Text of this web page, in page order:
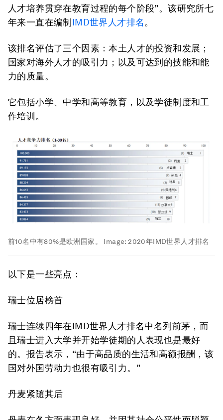
人才培养贯穿在教育过程的每个阶段”。该研究所七
年来一直在编制 IMD世界人才排名 。
该排名评估了三个因素：本土人才的投资和发展；
国家对海外人才的吸引力；以及可达到的技能和能
力的质量。
它包括小学、中学和高等教育，以及学徒制度和工
作培训。
前10名中有80%是欧洲国家。 Image:2020年IMD世界人才排名
以下是一些亮点：
瑞士位居榜首
瑞士连续四年在IMD世界人才排名中名列前茅，而
且瑞士进入大学并开始学徒期的人表现也是最好
的。报告表示，“由于高品质的生活和高额报酬，该
国对外国劳动力也很有吸引力。”
丹麦紧随其后